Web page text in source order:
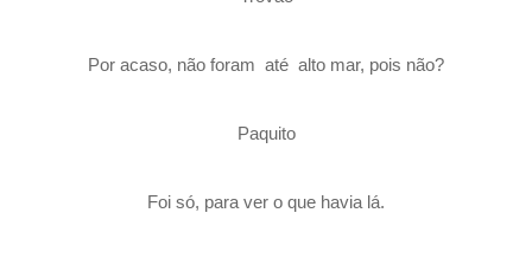
Por acaso, não foram até alto mar, pois não?
Paquito
Foi só, para ver o que havia lá.